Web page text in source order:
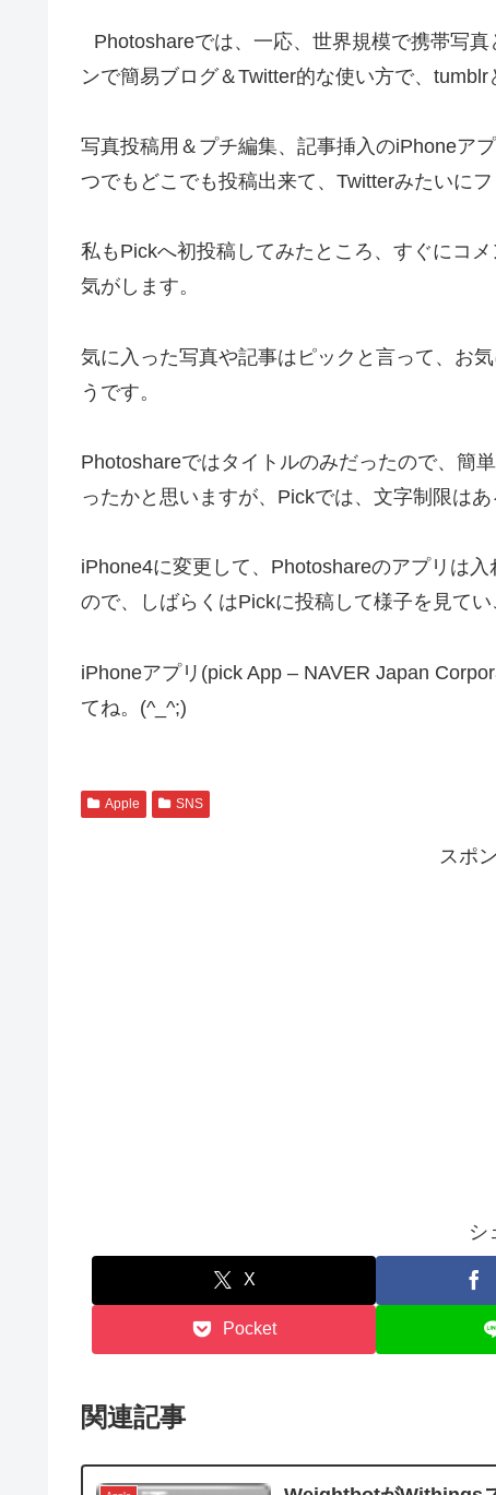
Photoshareでは、一応、世界規模で携帯写
ンで簡易ブログ＆Twitter的な使い方で、
写真投稿用＆プチ編集、記事挿入のiPhoneア
つでもどこでも投稿出来て、Twitterみたいにフ
私もPickへ初投稿してみたところ、すぐにコ
気がします。
気に入った写真や記事はピックと言って、お
うです。
Photoshareではタイトルのみだったので、簡
ったかと思いますが、Pickでは、文字制限は
iPhone4に変更して、Photoshareのアプリは
ので、しばらくはPickに投稿して様子を見てい
iPhoneアプリ(pick App – NAVER Japan
てね。(^_^;)
Apple SNS
スポ
シ
X
Pocket
関連記事